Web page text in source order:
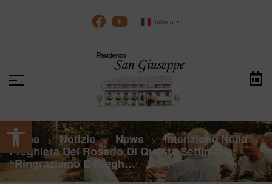
Apri la barra degli strumenti
Italiano ▼
Home > Notizie > News > Intenzione Nella
Preghiera Del Rosario Di Questa Settimana:
“Ringraziamo E Pregh…